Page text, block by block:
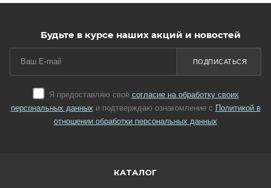
Будьте в курсе наших акций и новостей
Я предоставляю своё согласие на обработку своих
персональных данных и подтверждаю ознакомление с Политикой в
отношении обработки персональных данных
ПОДПИСАТЬСЯ
КАТАЛОГ